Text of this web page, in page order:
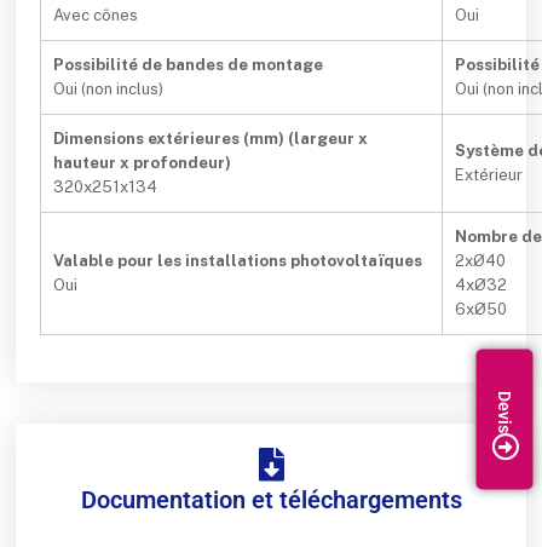
Avec cônes Oui
Possibilité de bandes de montage
Oui (non inclus)
Oui (non
Dimensions extérieures (mm) (largeur x
hauteur x profondeur)
320x251x134
Système
Extérieur
Valable pour les installations photovoltaïques
Oui
Nombre
2xØ40
4xØ32
6xØ50
Documentation et téléchargements